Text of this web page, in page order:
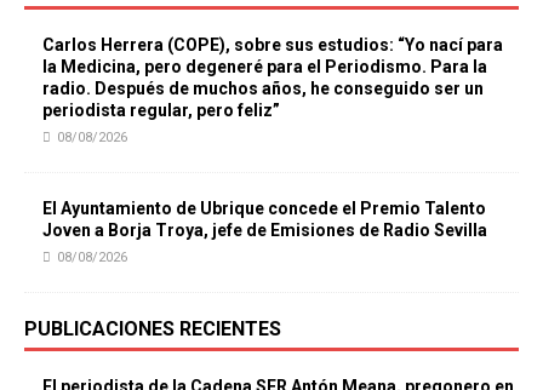
Carlos Herrera (COPE), sobre sus estudios: “Yo nací para
la Medicina, pero degeneré para el Periodismo. Para la
radio. Después de muchos años, he conseguido ser un
periodista regular, pero feliz”
08/08/2026
El Ayuntamiento de Ubrique concede el Premio Talento
Joven a Borja Troya, jefe de Emisiones de Radio Sevilla
08/08/2026
PUBLICACIONES RECIENTES